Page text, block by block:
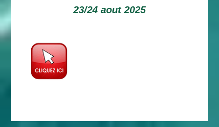
23/24 aout 2025